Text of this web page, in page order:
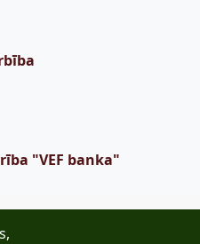
"VEF banka"